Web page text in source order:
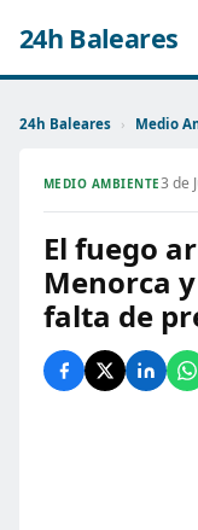
24h Baleares
24h Baleares › Medio
MEDIO AMBIENTE3 de
El fuego
Menorca
falta de